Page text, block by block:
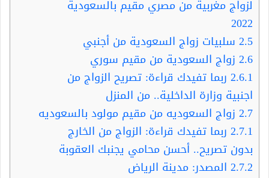
لزواج مغربية من مصري مقيم بالسعودية
2022
2.5 سلبيات زواج السعودية من أجنبي
2.6 زواج السعودية من مقيم سوري
2.6.1 ربما تفيدك قراءة: تصريح الزواج من
اجنبية وزارة الداخلية.. من المنزل
2.7 زواج السعوديه من مقيم مولود بالسعوديه
2.7.1 ربما تفيدك قراءة: الزواج من الخارج
بدون تصريح.. أحسن محامي يجنبك العقوبة
2.7.2 المصدر: مدينة الرياض